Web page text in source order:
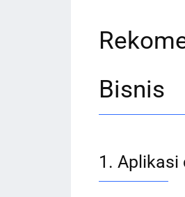
Bisnis
1. Aplikasi